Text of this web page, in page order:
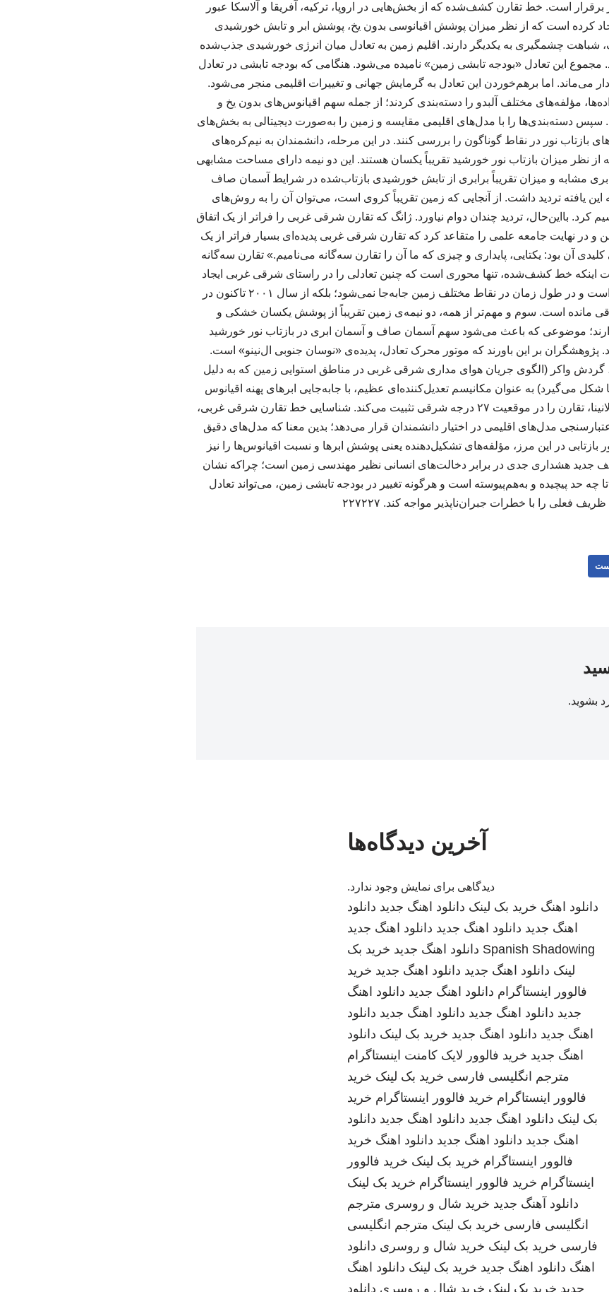
برقرار است. خط تقارن کشف‌شده که از بخش‌هایی در اروپا، ترکیه، آفریقا و آلاسکا عبور
کرده است که از نظر میزان پوشش اقیانوسی بدون یخ، پوشش ابر و تابش خورشیدی
شباهت چشمگیری به یکدیگر دارند. اقلیم زمین به تعادل میان انرژی خورشیدی جذب‌شده
مجموع این تعادل «بودجه تابشی زمین» نامیده می‌شود. هنگامی که بودجه تابشی در تعادل
می‌ماند. اما برهم‌خوردن این تعادل به گرمایش جهانی و تغییرات اقلیمی منجر می‌شود.
مؤلفه‌های مختلف آلبدو را دسته‌بندی کردند؛ از جمله سهم اقیانوس‌های بدون یخ و
سپس دسته‌بندی‌ها را با مدل‌های اقلیمی مقایسه و زمین را به‌صورت دیجیتالی به بخش‌های
بازتاب نور در نقاط گوناگون را بررسی کنند. در این مرحله، دانشمندان به نیم‌کره‌های
نظر میزان بازتاب نور خورشید تقریباً یکسان هستند. این دو نیمه دارای مساحت مشابهی
مشابه و میزان تقریباً برابری از تابش خورشیدی بازتاب‌شده در شرایط آسمان صاف
این یافته تردید داشت. از آنجایی که زمین تقریباً کروی است، می‌توان آن را به روش‌های
بااین‌حال، تردید چندان دوام نیاورد. ژانگ که تقارن شرقی غربی را فراتر از یک اتفاق
و در نهایت جامعه علمی را متقاعد کرد که تقارن شرقی غربی پدیده‌ای بسیار فراتر از یک
آن بود: یکتایی، پایداری و چیزی که ما آن را تقارن سه‌گانه می‌نامیم.» تقارن سه‌گانه
اینکه خط کشف‌شده، تنها محوری است که چنین تعادلی را در راستای شرقی غربی ایجاد
می‌کند. دوم اینکه تقارن پایدار است و در طول زمان در نقاط مختلف زمین جابه‌جا نمی‌شود؛ بلکه از سال ۲۰۰۱ تاکنون در
شرقی باقی مانده است. سوم و مهم‌تر از همه، دو نیمه‌ی زمین تقریباً از پوشش یکسان خشکی و
موضوعی که باعث می‌شود سهم آسمان صاف و آسمان ابری در بازتاب نور خورشید
پژوهشگران بر این باورند که موتور محرک تعادل، پدیده‌ی «نوسان جنوبی ال‌نینو» است.
واکر (الگوی جریان هوای مداری شرقی غربی در مناطق استوایی زمین که به دلیل
می‌گیرد) به عنوان مکانیسم تعدیل‌کننده‌ای عظیم، با جابه‌جایی ابرهای پهنه اقیانوس
آرام در سال‌های وقوع ال‌نینو و لانینا، تقارن را در موقعیت ۲۷ درجه شرقی تثبیت می‌کند. شناسایی خط تقارن شرقی غربی،
مدل‌های اقلیمی در اختیار دانشمندان قرار می‌دهد؛ بدین معنا که مدل‌های دقیق
بازتابی در این مرز، مؤلفه‌های تشکیل‌دهنده یعنی پوشش ابرها و نسبت اقیانوس‌ها را نیز
کشف جدید هشداری جدی در برابر دخالت‌های انسانی نظیر مهندسی زمین است؛ چراکه نشان
حد پیچیده و به‌هم‌پیوسته است و هرگونه تغییر در بودجه تابشی زمین، می‌تواند تعادل
ظریف فعلی را با خطرات جبران‌ناپذیر مواجه کند. ۲۲۷۲۲۷
بشوید.
آخرین دیدگاه‌ها
دیدگاهی برای نمایش وجود ندارد.
دانلود اهنگ خرید بک لینک دانلود اهنگ جدید دانلود
اهنگ جدید دانلود اهنگ جدید دانلود اهنگ جدید
Spanish Shadowing دانلود اهنگ جدید خرید بک
لینک دانلود اهنگ جدید دانلود اهنگ جدید خرید
فالوور اینستاگرام دانلود اهنگ جدید دانلود اهنگ
جدید دانلود اهنگ جدید دانلود اهنگ جدید دانلود
اهنگ جدید دانلود اهنگ جدید خرید بک لینک دانلود
اهنگ جدید خرید فالوور لایک کامنت اینستاگرام
مترجم انگلیسی فارسی خرید بک لینک خرید
فالوور اینستاگرام خرید فالوور اینستاگرام خرید
بک لینک دانلود اهنگ جدید دانلود اهنگ جدید دانلود
اهنگ جدید دانلود اهنگ جدید دانلود اهنگ خرید
فالوور اینستاگرام خرید بک لینک خرید فالوور
اینستاگرام خرید فالوور اینستاگرام خرید بک لینک
دانلود آهنگ جدید خرید شال و روسری مترجم
انگلیسی فارسی خرید بک لینک مترجم انگلیسی
فارسی خرید بک لینک خرید شال و روسری دانلود
اهنگ دانلود اهنگ جدید خرید بک لینک دانلود اهنگ
جدید خرید بک لینک خرید شال و روسری دانلود